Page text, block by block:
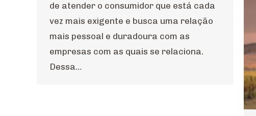
de atender o consumidor que está cada
vez mais exigente e busca uma relação
mais pessoal e duradoura com as
empresas com as quais se relaciona.
Dessa…